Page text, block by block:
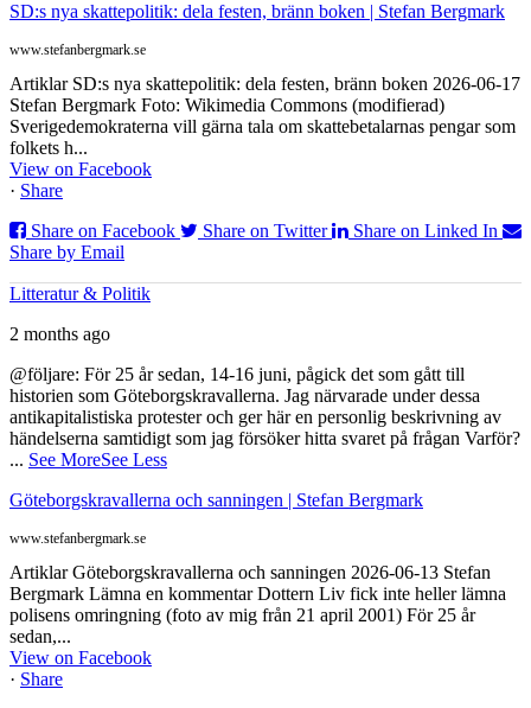
SD:s nya skattepolitik: dela festen, bränn boken | Stefan Bergmark
www.stefanbergmark.se
Artiklar SD:s nya skattepolitik: dela festen, bränn boken 2026-06-17
Stefan Bergmark Foto: Wikimedia Commons (modifierad)
Sverigedemokraterna vill gärna tala om skattebetalarnas pengar som
folkets h...
View on Facebook
· Share
Share on Facebook
Share on Twitter
Share on Linked In
Share by Email
Litteratur & Politik
2 months ago
@följare: För 25 år sedan, 14-16 juni, pågick det som gått till
historien som Göteborgskravallerna. Jag närvarade under dessa
antikapitalistiska protester och ger här en personlig beskrivning av
händelserna samtidigt som jag försöker hitta svaret på frågan Varför?
... See MoreSee Less
Göteborgskravallerna och sanningen | Stefan Bergmark
www.stefanbergmark.se
Artiklar Göteborgskravallerna och sanningen 2026-06-13 Stefan
Bergmark Lämna en kommentar Dottern Liv fick inte heller lämna
polisens omringning (foto av mig från 21 april 2001) För 25 år
sedan,...
View on Facebook
· Share